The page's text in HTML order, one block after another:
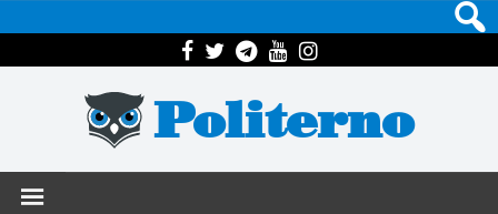
Politerno